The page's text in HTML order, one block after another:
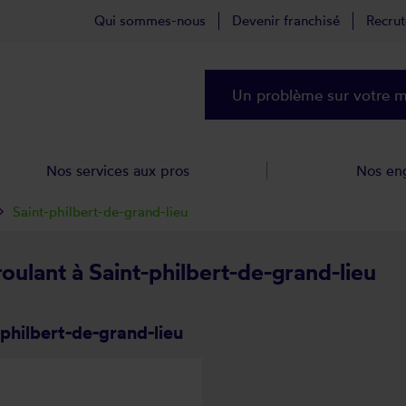
à Saint-philbert-de-grand-lieu
de-grand-lieu
Saint-philbert-de-grand-lieu
Qui sommes-nous Devenir franchisé
Un problème sur votre
Nos services aux pros Nos